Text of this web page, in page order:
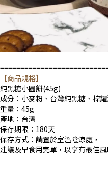
【商品規格】
純黑糖小圓餅(45g)
成分：小麥粉、台灣純黑糖、棕
重量：45g
產地：台灣
保存期限：180天
保存方式：請置於室溫陰涼處，
建議及早食用完單，以享有最佳風